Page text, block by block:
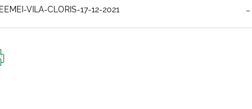
VILA-CLORIS-17-12-2021